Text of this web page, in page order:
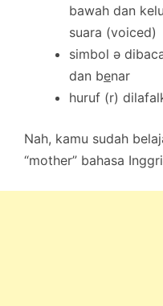
bawah dan
suara (voiced)
simbol ə
dan benar
huruf (r)
Nah, kamu sudah
“mother” bahasa